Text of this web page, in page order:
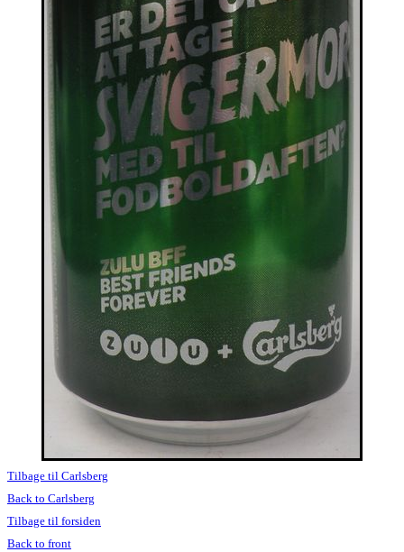
Tilbage til Carlsberg
Back to Carlsberg
Tilbage til forsiden
Back to front